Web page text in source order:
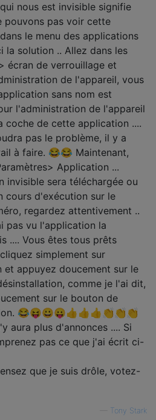
nous est invisible signifie
pouvons pas voir cette
le menu des applications
la solution .. Allez dans les
écran de verrouillage et
de l'appareil, vous
sans nom est
l'administration de l'appareil
coche de cette application ....
pas le problème, il y a
à faire. 😂😂 Maintenant,
Application ...
invisible sera téléchargée ou
cours d'exécution sur le
regardez attentivement ..
pas vu l'application la
.... Vous êtes tous prêts
simplement sur
et appuyez doucement sur le
comme je l'ai dit,
sur le bouton de
😂😝😀😛👍👍👍👏👏👏
aura plus d'annonces .... Si
pas ce que j'ai écrit ci-
que je suis drôle, votez-
Tony Stark